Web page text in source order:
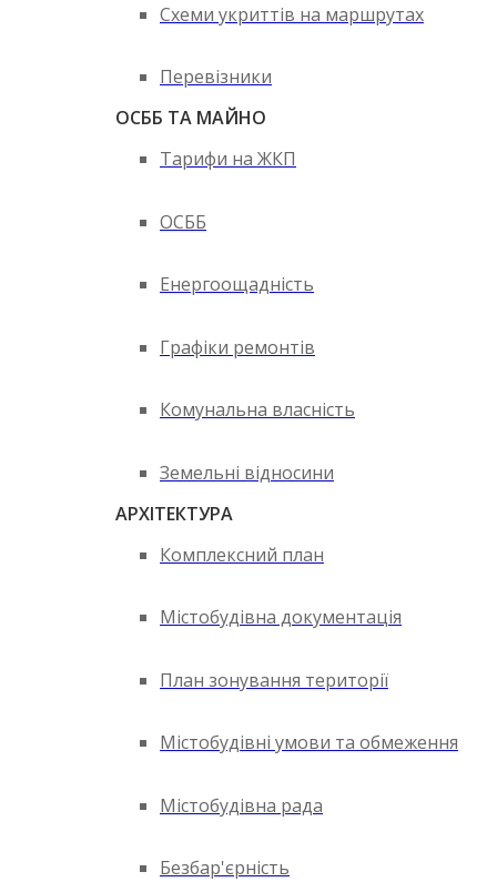
Схеми укриттів на маршрутах
Перевізники
ОСББ ТА МАЙНО
Тарифи на ЖКП
ОСББ
Енергоощадність
Графіки ремонтів
Комунальна власність
Земельні відносини
АРХІТЕКТУРА
Комплексний план
Містобудівна документація
План зонування території
Містобудівні умови та обмеження
Містобудівна рада
Безбар'єрність